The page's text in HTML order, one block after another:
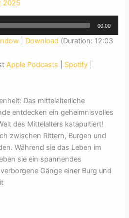
2025
00:00
Download (Duration: 12:03
Apple Podcasts Spotify
Das mittelalterliche
entdecken ein geheimnisvolles
des Mittelalters katapultiert!
zwischen Rittern, Burgen und
Während sie das Leben im
sie ein spannendes
Gänge einer Burg und